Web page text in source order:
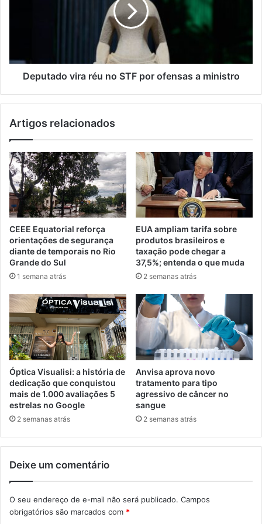
Deputado vira réu no STF por ofensas a ministro
Artigos relacionados
CEEE Equatorial reforça
orientações de segurança
diante de temporais no Rio
Grande do Sul
1 semana atrás
EUA ampliam tarifa sobre
produtos brasileiros e
taxação pode chegar a
37,5%; entenda o que muda
2 semanas atrás
Óptica Visualisi: a história de
dedicação que conquistou
mais de 1.000 avaliações 5
estrelas no Google
2 semanas atrás
Anvisa aprova novo
tratamento para tipo
agressivo de câncer no
sangue
2 semanas atrás
Deixe um comentário
O seu endereço de e-mail não será publicado. Campos
obrigatórios são marcados com *